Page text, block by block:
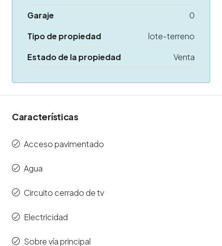
Garaje
0
Tipo de propiedad
lote-terreno
Estado de la propiedad
Venta
Características
Acceso pavimentado
Agua
Circuito cerrado de tv
Electricidad
Sobre vía principal